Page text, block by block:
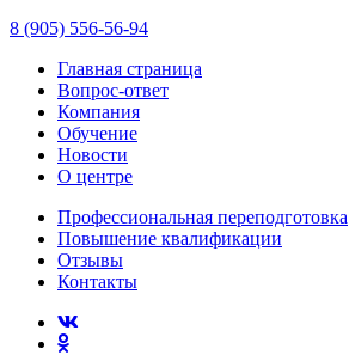
8 (905) 556-56-94
Главная страница
Вопрос-ответ
Компания
Обучение
Новости
О центре
Профессиональная переподготовка
Повышение квалификации
Отзывы
Контакты